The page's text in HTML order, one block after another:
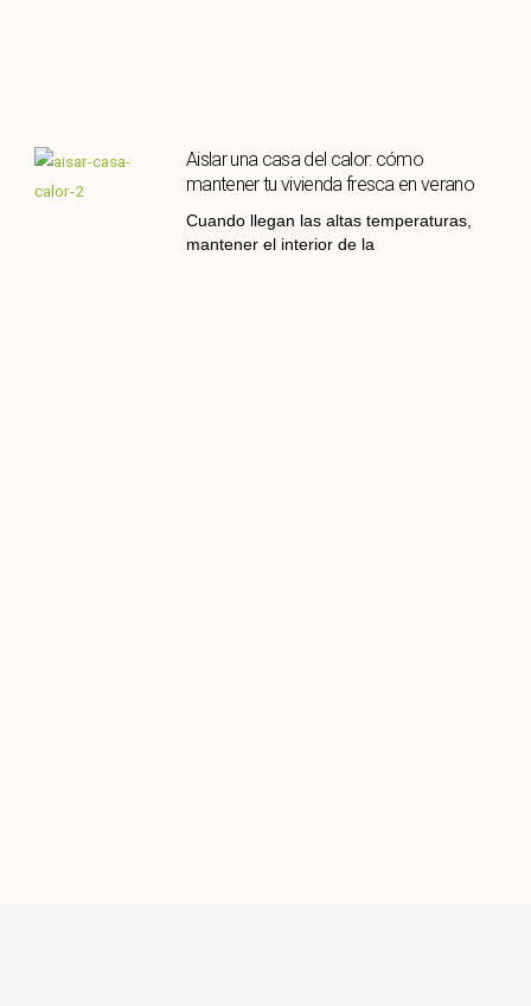
Aislar una casa del calor: cómo
mantener tu vivienda fresca en verano
Cuando llegan las altas temperaturas,
mantener el interior de la